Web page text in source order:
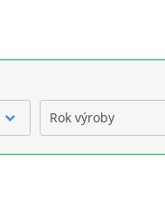
Rok výroby